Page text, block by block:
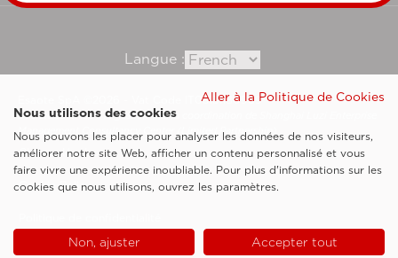
Langue :
Esaote SpA ©2026 - Vat Code IT05131180969
Société soumise à la gestion et à la coordination de Shanghai Luzi Enterprise
Management Consultancy Center (Limited Partnership)
Clauses légales
Cookie Policy
Aller à la Politique de Cookies
Nous utilisons des cookies
Nous pouvons les placer pour analyser les données de nos visiteurs,
améliorer notre site Web, afficher un contenu personnalisé et vous
faire vivre une expérience inoubliable. Pour plus d'informations sur les
cookies que nous utilisons, ouvrez les paramètres.
Non, ajuster Accepter tout